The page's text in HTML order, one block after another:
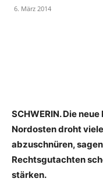
6. März 2014
SCHWERIN. Die
Nordosten droht
abzuschnüren,
Rechtsgutachten
stärken.